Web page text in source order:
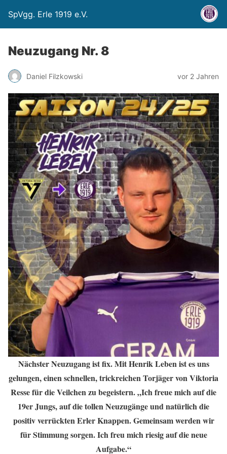
SpVgg. Erle 1919 e.V.
Neuzugang Nr. 8
Daniel Filzkowski vor 2 Jahren
Nächster Neuzugang ist fix. Mit Henrik Leben ist es uns
gelungen, einen schnellen, trickreichen Torjäger von Viktoria
Resse für die Veilchen zu begeistern. „Ich freue mich auf die
19er Jungs, auf die tollen Neuzugänge und natürlich die
positiv verrückten Erler Knappen. Gemeinsam werden wir
für Stimmung sorgen. Ich freu mich riesig auf die neue
Aufgabe.“